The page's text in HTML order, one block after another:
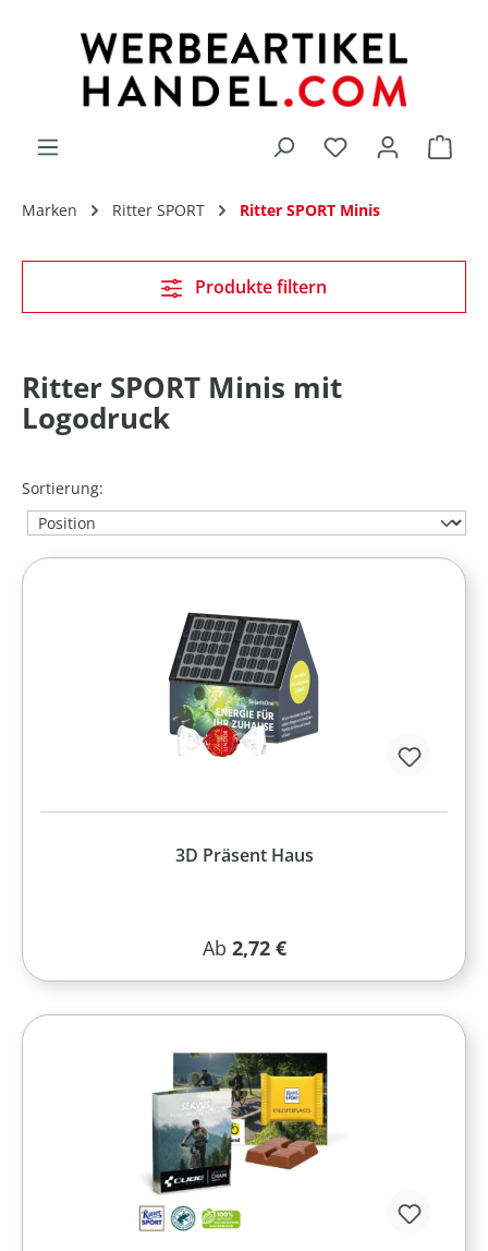
Du hast 0
Marken Ritter SPORT Ritter SPORT Minis
Ritter SPORT Minis mit
Logodruck
Sortierung:
3D Präsent Haus
Regulärer Preis:
Ab 2,72 €
Produkte filtern